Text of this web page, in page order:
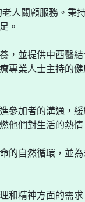
人關顧服務。秉
。
，並提供中西醫
專業人士主持的
參加者的溝通，
他們對生活的熱情
的自然循環，並
和精神方面的需